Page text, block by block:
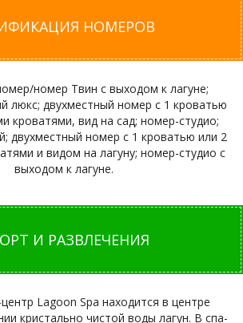
НОМЕРОВ
номер Твин с выходом к лагуне;
люкс; двухместный номер с 1 кроватью
кроватями, вид на сад; номер-студио;
двухместный номер с 1 кроватью или 2
и видом на лагуну; номер-студио с
выходом к лагуне.
И РАЗВЛЕЧЕНИЯ
Lagoon Spa находится в центре
кристально чистой воды лагун. В спа-